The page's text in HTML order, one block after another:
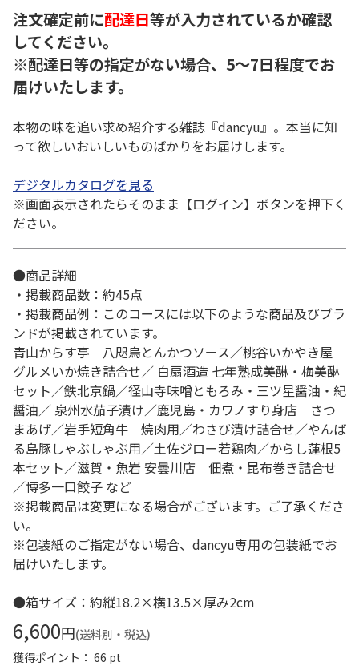
注文確定前に配達日等が入力されているか確認
してください。
※配達日等の指定がない場合、5～7日程度でお
届けいたします。
本物の味を追い求め紹介する雑誌『dancyu』。本当に知
って欲しいおいしいものばかりをお届けします。
デジタルカタログを見る
※画面表示されたらそのまま【ログイン】ボタンを押下く
ださい。
●商品詳細
・掲載商品数：約45点
・掲載商品例：このコースには以下のような商品及びブラ
ンドが掲載されています。
青山からす亭 八咫烏とんかつソース／桃谷いかやき屋
グルメいか焼き詰合せ／ 白扇酒造 七年熟成美醂・梅美醂
セット／鉄北京鍋／径山寺味噌ともろみ・三ツ星醤油・紀
醤油／ 泉州水茄子漬け／鹿児島・カワノすり身店 さつ
まあげ／岩手短角牛 焼肉用／わさび漬け詰合せ／やんば
る島豚しゃぶしゃぶ用／土佐ジロー若鶏肉／からし蓮根5
本セット／滋賀・魚岩 安曇川店 佃煮・昆布巻き詰合せ
／博多一口餃子 など
※掲載商品は変更になる場合がございます。ご了承くださ
い。
※包装紙のご指定がない場合、dancyu専用の包装紙でお
届けいたします。
●箱サイズ：約縦18.2×横13.5×厚み2cm
6,600円(送料別・税込)
獲得ポイント： 66 pt